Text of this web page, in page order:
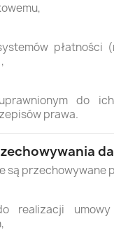
płatności
do
prawa.
są przechowywane
realizacji